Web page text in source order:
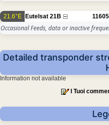
21.6°E Eutelsat 21B
Occasional Feeds, data or inactive
Detailed transponder
Information not available
I Tuoi